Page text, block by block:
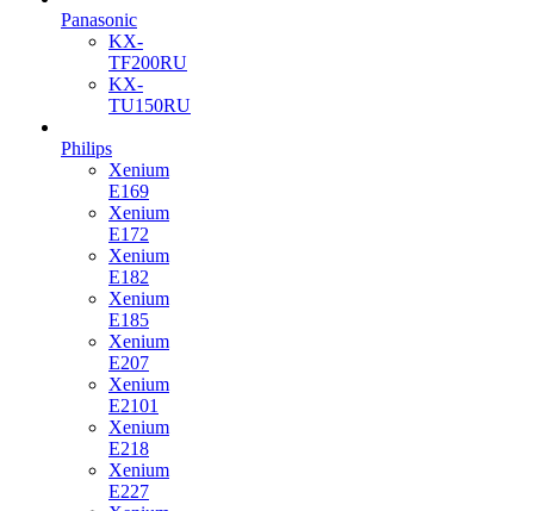
Panasonic
KX-
TF200RU
KX-
TU150RU
Philips
Xenium
E169
Xenium
E172
Xenium
E182
Xenium
E185
Xenium
E207
Xenium
E2101
Xenium
E218
Xenium
E227